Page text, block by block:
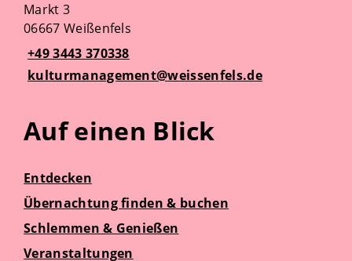
Markt 3
06667 Weißenfels
+49 3443 370338
kulturmanagement@weissenfels.de
Auf einen Blick
Entdecken
Übernachtung finden & buchen
Schlemmen & Genießen
Veranstaltungen